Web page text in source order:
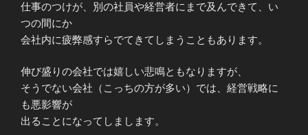
仕事のつけが、別の社員や経営者にまで及んできて、い
つの間にか
会社内に疲弊感すらでてきてしまうこともあります。
伸び盛りの会社では嬉しい悲鳴ともなりますが、
そうでない会社（こっちの方が多い）では、経営戦略に
も悪影響が
出ることになってしまします。